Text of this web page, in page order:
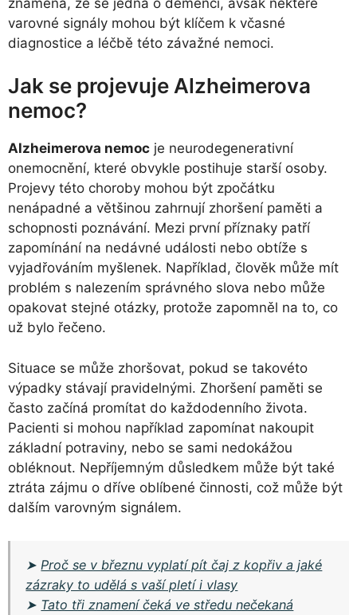
varovné signály mohou být klíčem k včasné
diagnostice a léčbě této závažné nemoci.
Jak se projevuje Alzheimerova
nemoc?
Alzheimerova nemoc je neurodegenerativní
onemocnění, které obvykle postihuje starší osoby.
Projevy této choroby mohou být zpočátku
nenápadné a většinou zahrnují zhoršení paměti a
schopnosti poznávání. Mezi první příznaky patří
zapomínání na nedávné události nebo obtíže s
vyjadřováním myšlenek. Například, člověk může mít
problém s nalezením správného slova nebo může
opakovat stejné otázky, protože zapomněl na to, co
už bylo řečeno.
Situace se může zhoršovat, pokud se takovéto
výpadky stávají pravidelnými. Zhoršení paměti se
často začíná promítat do každodenního života.
Pacienti si mohou například zapomínat nakoupit
základní potraviny, nebo se sami nedokážou
obléknout. Nepříjemným důsledkem může být také
ztráta zájmu o dříve oblíbené činnosti, což může být
dalším varovným signálem.
➤ Proč se v březnu vyplatí pít čaj z kopřiv a jaké
zázraky to udělá s vaší pletí i vlasy
➤ Tato tři znamení čeká ve středu nečekaná